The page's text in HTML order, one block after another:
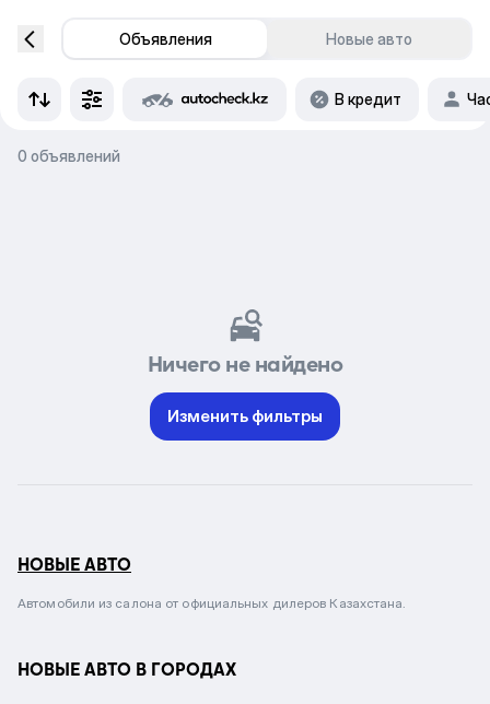
Объявления Новые авто
В кредит
0 объявлений
Ничего не найдено
Изменить фильтры
НОВЫЕ АВТО
Автомобили из салона от официальных дилеров Казахстана.
НОВЫЕ АВТО В ГОРОДАХ